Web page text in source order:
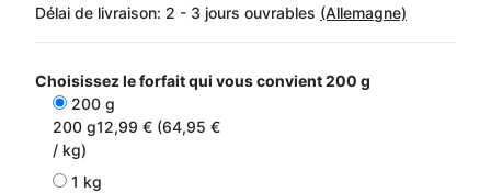
Délai de livraison: 2 - 3 jours ouvrables (Allemagne)
Choisissez le forfait qui vous convient200 g
200 g
200 g12,99 € (64,95 €
/ kg)
1 kg